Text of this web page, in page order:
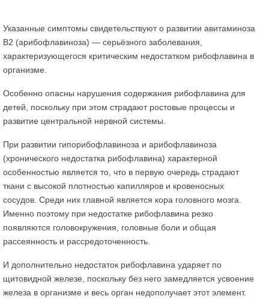
Указанные симптомы свидетельствуют о развитии авитаминоза
В2 (арибофлавиноза) — серьёзного заболевания,
характеризующегося критическим недостатком рибофлавина в
организме.
Особенно опасны нарушения содержания рибофлавина для
детей, поскольку при этом страдают ростовые процессы и
развитие центральной нервной системы.
При развитии гипорибофлавиноза и арибофлавиноза
(хронического недостатка рибофлавина) характерной
особенностью является то, что в первую очередь страдают
ткани с высокой плотностью капилляров и кровеносных
сосудов. Среди них главной является кора головного мозга.
Именно поэтому при недостатке рибофлавина резко
появляются головокружения, головные боли и общая
рассеянность и рассредоточенность.
И дополнительно недостаток рибофлавина ударяет по
щитовидной железе, поскольку без него замедляется усвоение
железа в организме и весь орган недополучает этот элемент.